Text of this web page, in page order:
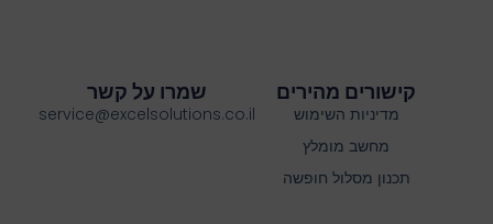
קישורים מהירים
מדיניות השימוש
מחשב מומלץ
תכנון מסלול חופשה
שמרו על קשר
service@excelsolutions.co.il